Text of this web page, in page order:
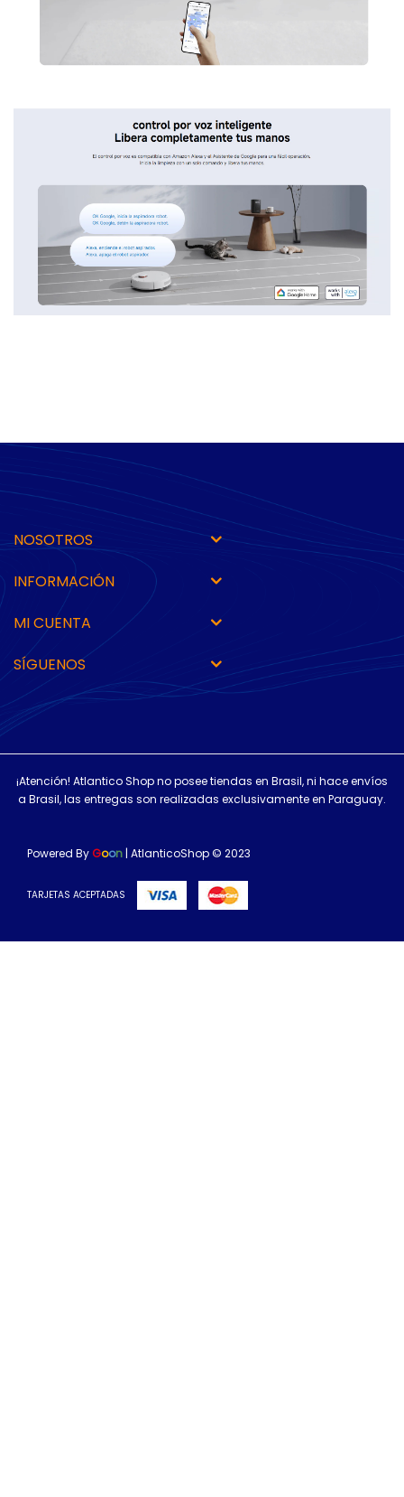
NOSOTROS
INFORMACIÓN
MI CUENTA
SÍGUENOS
¡Atención! Atlantico Shop no posee tiendas en Brasil, ni hace envíos
a Brasil, las entregas son realizadas exclusivamente en Paraguay.
Powered By Goon | AtlanticoShop © 2023
TARJETAS ACEPTADAS